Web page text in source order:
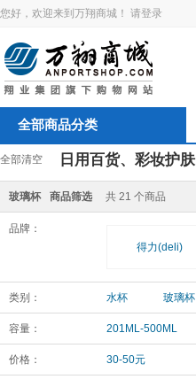
您好，欢迎来到万翔商城！ 请登录
全部商品分类
全部清空 日用百货、彩妆护肤
玻璃杯 商品筛选 共 21 个商品
品牌：
得力(deli)
类别： 水杯 玻璃杯
容量： 201ML-500ML
价格： 30-50元